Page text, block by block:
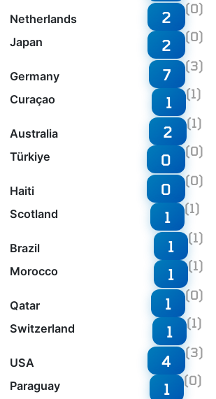
Netherlands
Japan
2 (0)
2 (0)
Germany
Curaçao
7 (3)
1 (1)
Australia
Türkiye
2 (1)
0 (0)
Haiti
Scotland
0 (0)
1 (1)
Brazil
Morocco
1 (1)
1 (1)
Qatar
Switzerland
1 (0)
1 (1)
USA
Paraguay
4 (3)
1 (0)